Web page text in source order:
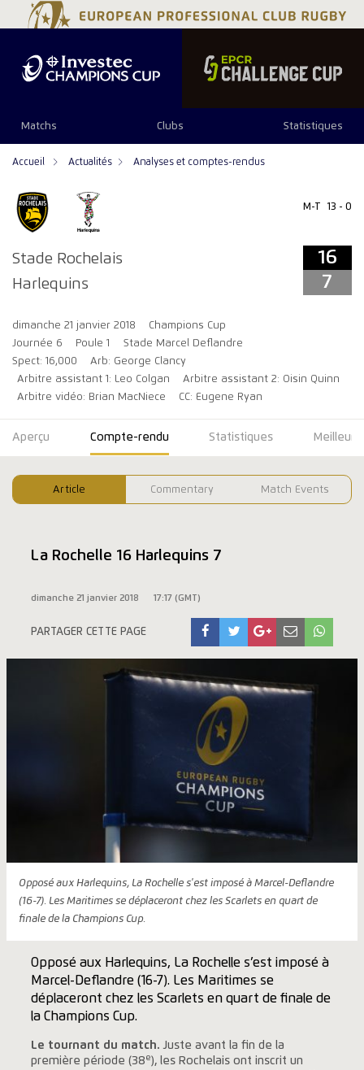
Matchs Clubs Statistiques
Accueil Actualités Analyses et comptes-rendus
Stade Rochelais
Harlequins
M-T 13 - 0
16
7
dimanche 21 janvier 2018
Champions Cup
Journée 6
Poule 1
Stade Marcel Deflandre
Spect: 16,000
Arb: George Clancy
Arbitre assistant 1: Leo Colgan
Arbitre assistant 2: Oisin Quinn
Arbitre vidéo: Brian MacNiece
CC: Eugene Ryan
16 7
Aperçu Compte-rendu Statistiques
Article Commentary Match Events
La Rochelle 16 Harlequins 7
dimanche 21 janvier 2018 17:17 (GMT)
PARTAGER CETTE PAGE
Opposé aux Harlequins, La Rochelle s'est imposé à Marcel-Deflandre
(16-7). Les Maritimes se déplaceront chez les Scarlets en quart de
finale de la Champions Cup.
Opposé aux Harlequins, La Rochelle s’est imposé à
Marcel-Deflandre (16-7). Les Maritimes se
déplaceront chez les Scarlets en quart de finale de
la Champions Cup.
Le tournant du match.Juste avant la fin de la
première période (38e), les Rochelais ont inscrit un